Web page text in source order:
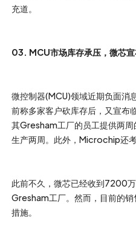
充道。
03. MCU市场库存承压，微芯
微控制器(MCU)领域近期负面
前称多家客户砍库存后，又宣布
其Gresham工厂的员工提供两
生产两周。此外，Microchip还考
此前不久，微芯已经收到7200
Gresham工厂。然而，目前的
措施。